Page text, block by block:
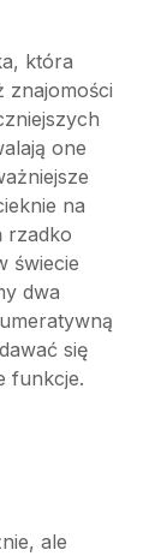
która
znajomości
one
na
rzadko
świecie
dwa
się
funkcje.
ale